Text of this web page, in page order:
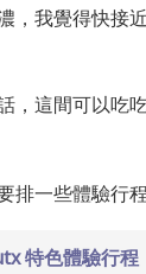
，我覺得快接
，這間可以吃
排一些體驗行程
特色體驗行程